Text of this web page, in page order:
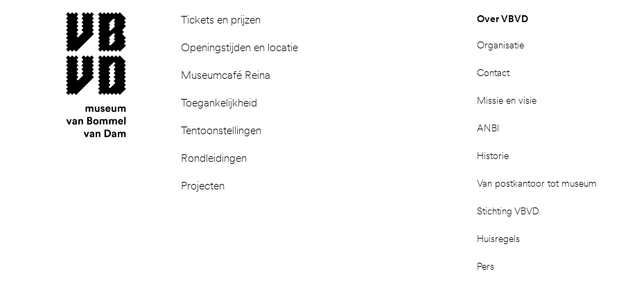
Tickets en prijzen
Openingstijden en locatie
Museumcafé Reina
Toegankelijkheid
Tentoonstellingen
Rondleidingen
Projecten
museum van Bommel van Dam Over VBVD
Organisatie
Contact
Missie en visie
ANBI
Historie
Van postkantoor tot museum
Stichting VBVD
Huisregels
Pers